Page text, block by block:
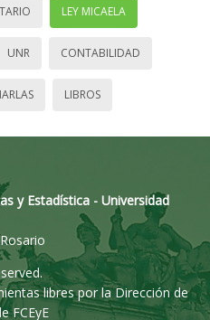
LEY MICAELA
UNR CONTABILIDAD
LIBROS
y Estadística - Universidad
libres por la Dirección de
FCEyE